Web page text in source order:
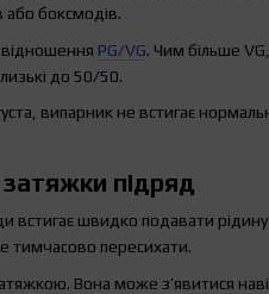
або боксмодів.
PG/VG. Чим більше
до 50/50.
випарник не встигає
підряд
встигає швидко подавати
пересихати.
Вона може з’явитися